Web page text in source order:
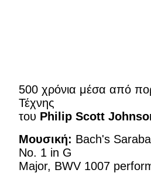
500 χρόνια μέσα από
Τέχνης
του Philip Scott
Μουσική: Bach's
No. 1 in G
Major, BWV 1007